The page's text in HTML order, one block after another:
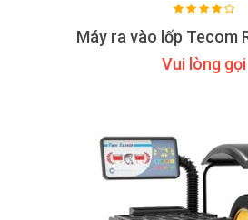
Máy ra vào lốp Tecom
Vui lòng gọi